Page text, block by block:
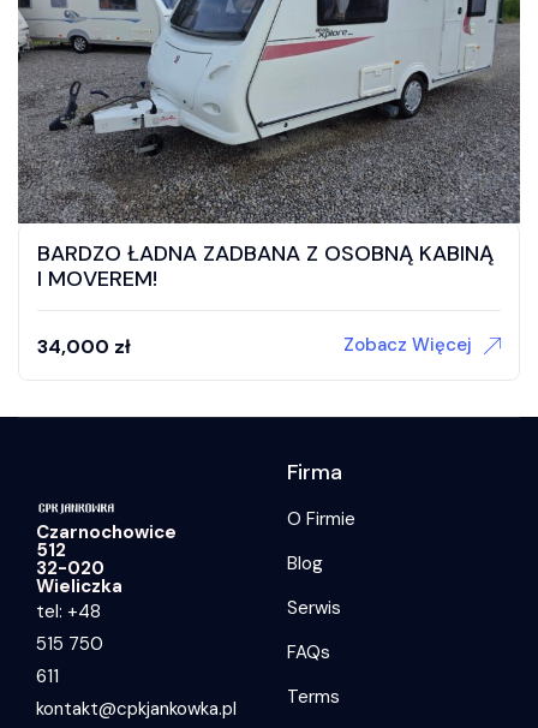
BARDZO ŁADNA ZADBANA Z OSOBNĄ KABINĄ
I MOVEREM!
34,000 zł Zobacz Więcej
Czarnochowice
512
32-020
Wieliczka
tel: +48
515 750
611
kontakt@cpkjankowka.pl
Firma
O Firmie
Blog
Serwis
FAQs
Terms